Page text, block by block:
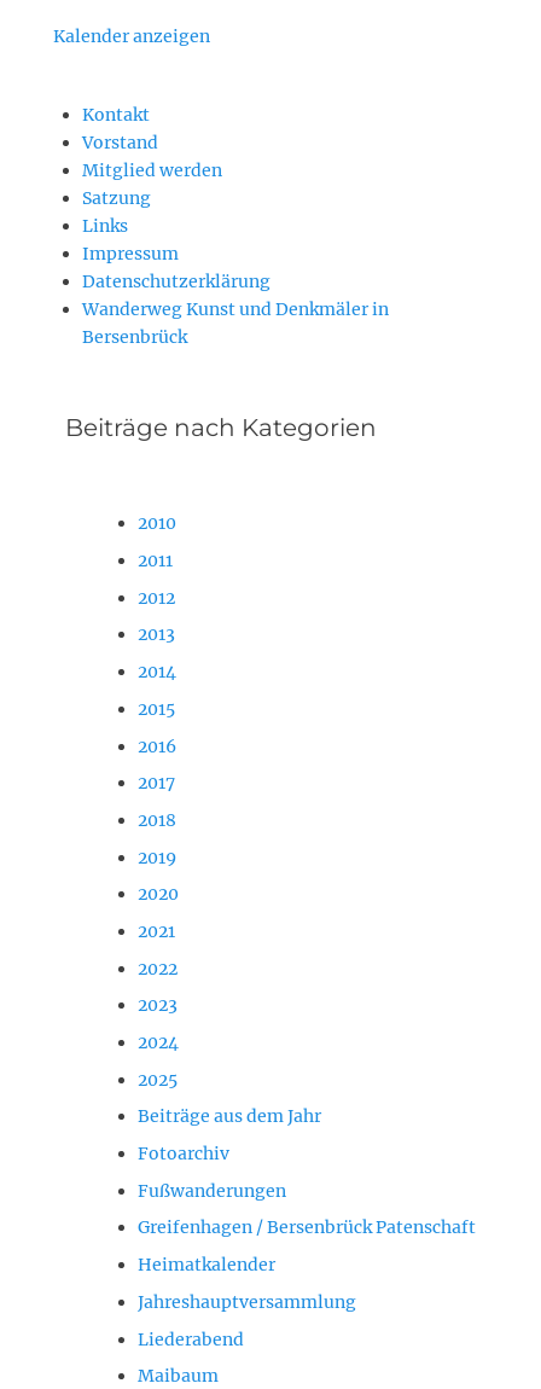
Kalender anzeigen
Kontakt
Vorstand
Mitglied werden
Satzung
Links
Impressum
Datenschutzerklärung
Wanderweg Kunst und Denkmäler in
Bersenbrück
Beiträge nach Kategorien
2010
2011
2012
2013
2014
2015
2016
2017
2018
2019
2020
2021
2022
2023
2024
2025
Beiträge aus dem Jahr
Fotoarchiv
Fußwanderungen
Greifenhagen / Bersenbrück Patenschaft
Heimatkalender
Jahreshauptversammlung
Liederabend
Maibaum